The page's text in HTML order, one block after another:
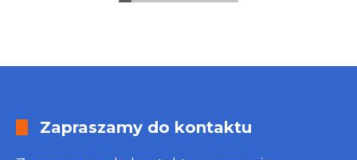
Zapraszamy do kontaktu